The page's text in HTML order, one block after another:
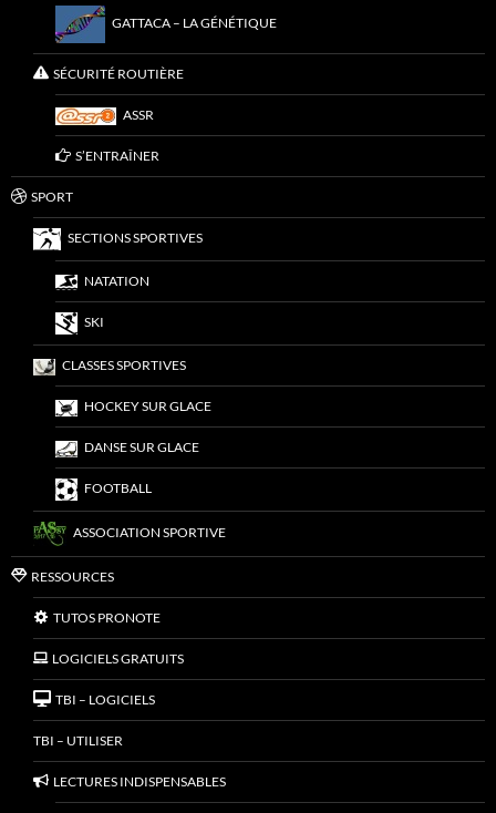
GATTACA – LA GÉNÉTIQUE
SÉCURITÉ ROUTIÈRE
ASSR
S’ENTRAÎNER
SPORT
SECTIONS SPORTIVES
NATATION
SKI
CLASSES SPORTIVES
HOCKEY SUR GLACE
DANSE SUR GLACE
FOOTBALL
ASSOCIATION SPORTIVE
RESSOURCES
TUTOS PRONOTE
LOGICIELS GRATUITS
TBI – LOGICIELS
TBI – UTILISER
LECTURES INDISPENSABLES